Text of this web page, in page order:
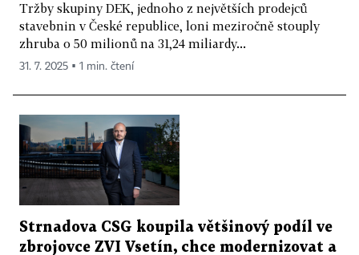
Tržby skupiny DEK, jednoho z největších prodejců
stavebnin v České republice, loni meziročně stouply
zhruba o 50 milionů na 31,24 miliardy...
31. 7. 2025 ▪ 1 min. čtení
Strnadova CSG koupila většinový podíl ve
zbrojovce ZVI Vsetín, chce modernizovat a